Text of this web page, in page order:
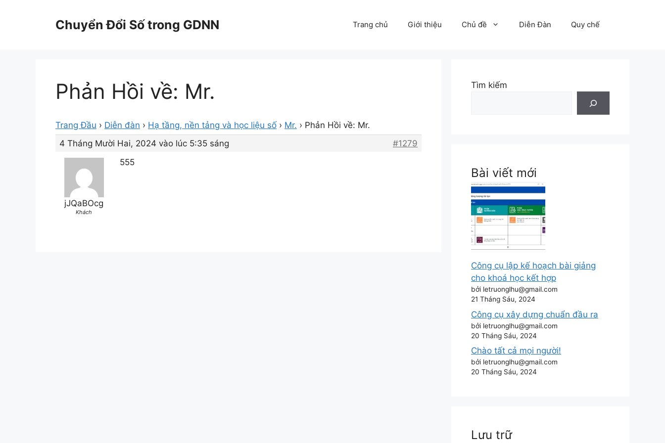
Chuyển Đổi Số trong GDNN Trang chủ Giới thiệu Chủ đề Diễn Đàn Quy chế
Phản Hồi về: Mr.
Trang Đầu › Diễn đàn › Hạ tầng, nền tảng và học liệu số › Mr. › Phản Hồi về: Mr.
4 Tháng Mười Hai, 2024 vào lúc 5:35 sáng
#1279
jJQaBOcg
Khách
555
Tìm kiếm
Bài viết mới
Công cụ lập kế hoạch bài giảng
cho khoá học kết hợp
bởi letruonglhu@gmail.com
21 Tháng Sáu, 2024
Công cụ xây dựng chuẩn đầu ra
bởi letruonglhu@gmail.com
20 Tháng Sáu, 2024
Chào tất cả mọi người!
bởi letruonglhu@gmail.com
20 Tháng Sáu, 2024
Lưu trữ